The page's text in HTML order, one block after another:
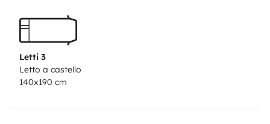
capa e edredões/saco cama e almofadas.
equipada com mesa exterior com cadeiras.
incluído no valor, cadeira de criança e Baby
Cock.Possibilidade de incluir trotinete elétrica com
fatos de surf.Hotspot 60 Gigas - 15€ por reserva
Letti 3
Letto a castello
140x190 cm